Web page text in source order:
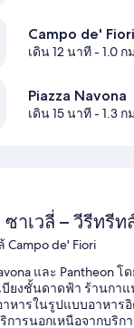
Campo de' Fiori
เดิน 12 นาที- 1.0 ก
Piazza Navona
เดิน 15 นาที- 1.3 ก
าเวลี่ – วีรีทรีท
Campo de' Fiori
และ Pantheon
บียงชั้นดาดฟ้า ร้านกา
าหารในรูปแบบอาหาร
การนอกเหนือจากบริ